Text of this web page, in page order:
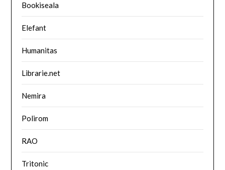
Bookiseala
Elefant
Humanitas
Librarie.net
Nemira
Polirom
RAO
Tritonic